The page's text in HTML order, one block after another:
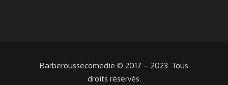
Barberoussecomedie © 2017 – 2023. Tous
droits réservés.